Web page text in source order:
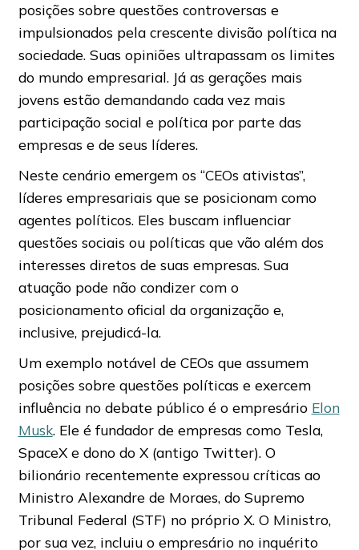
posições sobre questões controversas e
impulsionados pela crescente divisão política na
sociedade. Suas opiniões ultrapassam os limites
do mundo empresarial. Já as gerações mais
jovens estão demandando cada vez mais
participação social e política por parte das
empresas e de seus líderes.
Neste cenário emergem os “CEOs ativistas”,
líderes empresariais que se posicionam como
agentes políticos. Eles buscam influenciar
questões sociais ou políticas que vão além dos
interesses diretos de suas empresas. Sua
atuação pode não condizer com o
posicionamento oficial da organização e,
inclusive, prejudicá-la.
Um exemplo notável de CEOs que assumem
posições sobre questões políticas e exercem
influência no debate público é o empresário Elon
Musk. Ele é fundador de empresas como Tesla,
SpaceX e dono do X (antigo Twitter). O
bilionário recentemente expressou críticas ao
Ministro Alexandre de Moraes, do Supremo
Tribunal Federal (STF) no próprio X. O Ministro,
por sua vez, incluiu o empresário no inquérito